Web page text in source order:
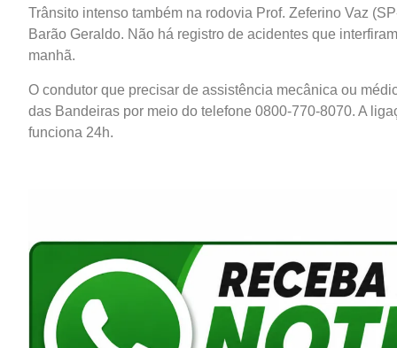
Trânsito intenso também na rodovia Prof. Zeferino Vaz
Barão Geraldo. Não há registro de acidentes que
manhã.
O condutor que precisar de assistência mecânica ou
das Bandeiras por meio do telefone 0800-770-8070. A
funciona 24h.